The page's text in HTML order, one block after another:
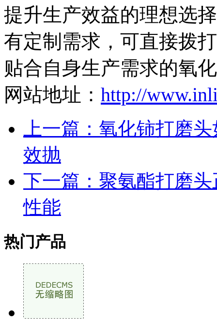
提升生产效益的理想选
有定制需求，可直接拨
贴合自身生产需求的氧
网站地址： http://
上一篇：氧化铈打磨
效抛
下一篇：聚氨酯打磨
性能
热门产品